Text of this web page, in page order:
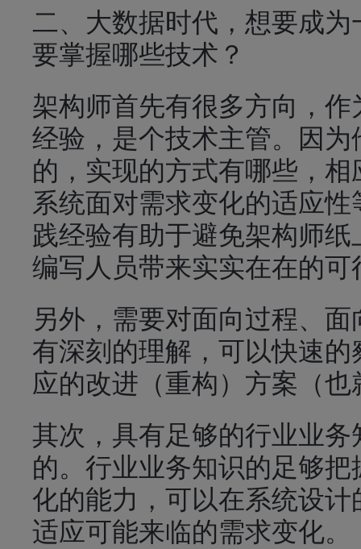
二、大数据时代，想要成
要掌握哪些技术？
架构师首先有很多方向，
经验，是个技术主管。 因
的，实现的方式有哪些，
系统面对需求变化的适应
践经验有助于避免架构师
编写人员带来实实在在的可
另外，需要对面向过程、
有深刻的理解，可以快速
应的改进（重构）方案（
其次，具有足够的行业业
的。行业业务知识的足够
化的能力，可以在系统设
适应可能来临的需求变化。